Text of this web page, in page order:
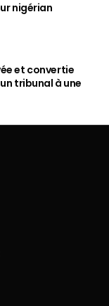
nigérian
et convertie
tribunal à une